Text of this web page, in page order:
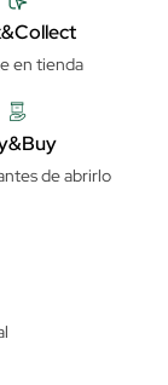
en tienda
de abrirlo